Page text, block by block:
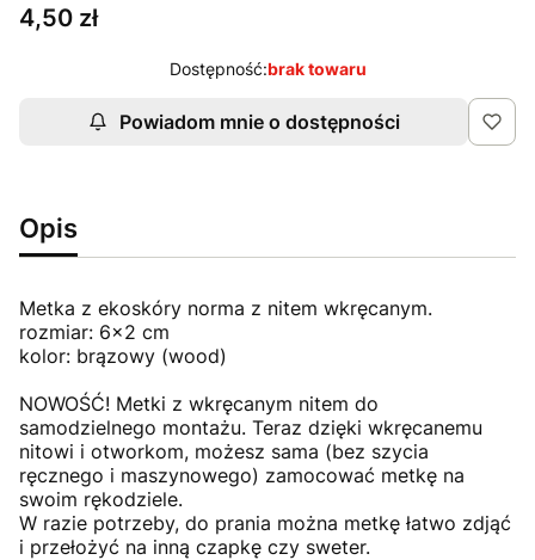
Cena
4,50 zł
Dostępność:brak towaru
Powiadom mnie o dostępności
Opis
Metka z ekoskóry norma z nitem wkręcanym.
rozmiar: 6x2 cm
kolor: brązowy (wood)
NOWOŚĆ! Metki z wkręcanym nitem do
samodzielnego montażu. Teraz dzięki wkręcanemu
nitowi i otworkom, możesz sama (bez szycia
ręcznego i maszynowego) zamocować metkę na
swoim rękodziele.
W razie potrzeby, do prania można metkę łatwo zdjąć
i przełożyć na inną czapkę czy sweter.